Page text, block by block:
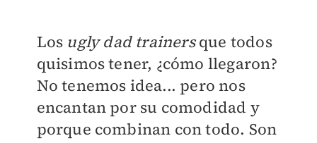
Los ugly dad trainersque todos
quisimos tener, ¿cómo llegaron?
No tenemos idea... pero nos
encantan por su comodidad y
porque combinan con todo. Son